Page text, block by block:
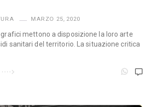
MARZO 25, 2020
mettono a disposizione la loro arte
sanitari del territorio. La situazione critica